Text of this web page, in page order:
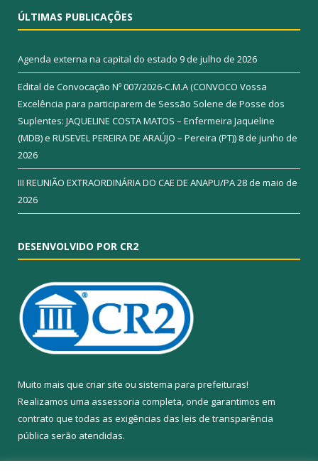
ÚLTIMAS PUBLICAÇÕES
Agenda externa na capital do estado 9 de julho de 2026
Edital de Convocação Nº 007/2026-C.M.A (CONVOCO Vossa
Excelência para participarem de Sessão Solene de Posse dos
Suplentes: JAQUELINE COSTA MATOS – Enfermeira Jaqueline
(MDB) e RUSEVEL PEREIRA DE ARAÚJO – Pereira (PT)) 8 de junho de
2026
III REUNIÃO EXTRAORDINÁRIA DO CAE DE ANAPU/PA28 de maio de
2026
DESENVOLVIDO POR CR2
Muito mais que criar site ou sistema para prefeituras!
Realizamos uma assessoria completa, onde garantimos em
contrato que todas as exigências das leis de transparência
pública serão atendidas.